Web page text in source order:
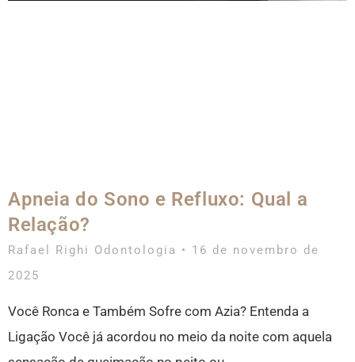
Apneia do Sono e Refluxo: Qual a
Relação?
Rafael Righi Odontologia
16 de novembro de
2025
Você Ronca e Também Sofre com Azia? Entenda a
Ligação Você já acordou no meio da noite com aquela